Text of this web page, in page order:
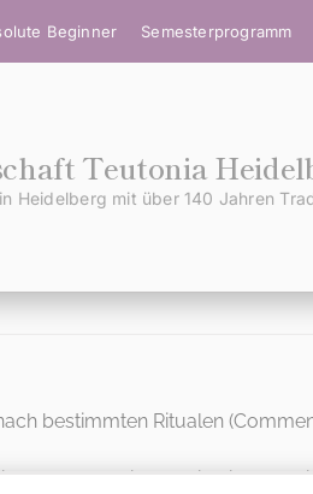
Beginner Semesterprogramm
Teutonia
Heidelberg mit über 140 Jahren
bestimmten Ritualen
hochoffizieller Teil mit
Wo